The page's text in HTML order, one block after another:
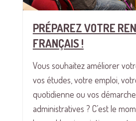
PRÉPAREZ VOTRE
FRANÇAIS !
Vous souhaitez améliorer
vos études, votre emploi,
quotidienne ou vos
administratives ? C’est le